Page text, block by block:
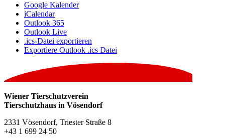
Google Kalender
iCalendar
Outlook 365
Outlook Live
.ics-Datei exportieren
Exportiere Outlook .ics Datei
Wiener Tierschutzverein
Tierschutzhaus in Vösendorf
2331 Vösendorf, Triester Straße 8
+43 1 699 24 50